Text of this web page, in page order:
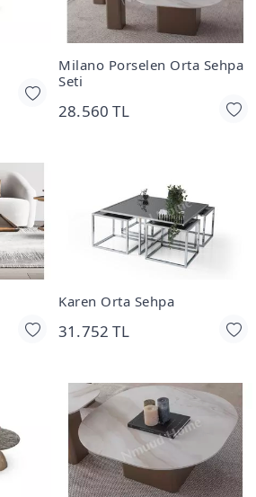
Milano Porselen Orta Sehpa
Seti
28.560 TL
Karen Orta Sehpa
31.752 TL